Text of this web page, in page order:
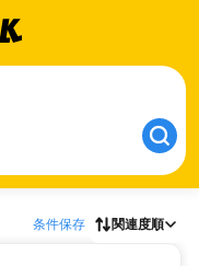
条件保存 関連度順